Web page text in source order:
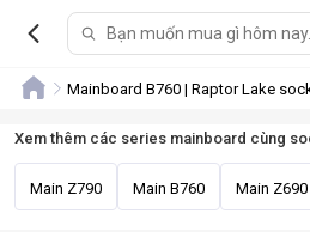
Mainboard B760 | Raptor Lake
Main Z790 Main B760 Main Z690